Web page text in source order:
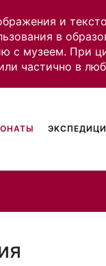
и
в
с музеем. При
частично в